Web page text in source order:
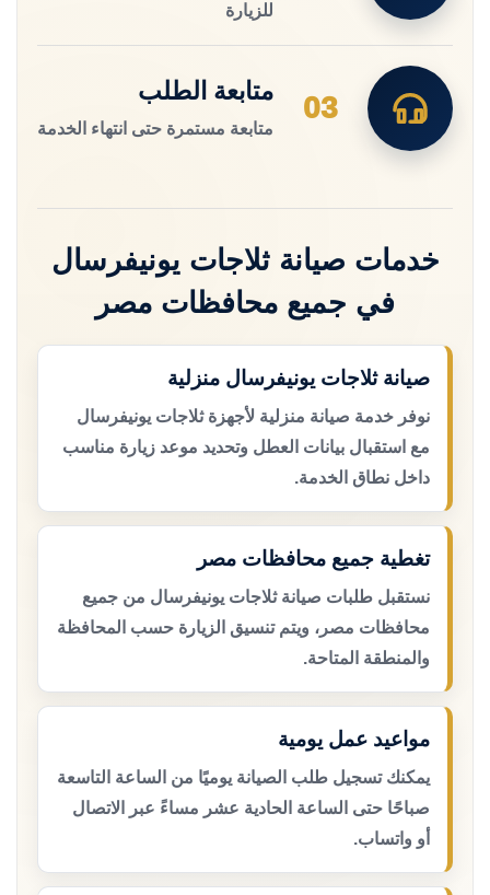
للزيارة
03
متابعة الطلب
متابعة مستمرة حتى انتهاء الخدمة
خدمات صيانة ثلاجات يونيفرسال
في جميع محافظات مصر
صيانة ثلاجات يونيفرسال منزلية
نوفر خدمة صيانة منزلية لأجهزة ثلاجات يونيفرسال
مع استقبال بيانات العطل وتحديد موعد زيارة مناسب
داخل نطاق الخدمة.
تغطية جميع محافظات مصر
نستقبل طلبات صيانة ثلاجات يونيفرسال من جميع
محافظات مصر، ويتم تنسيق الزيارة حسب المحافظة
والمنطقة المتاحة.
مواعيد عمل يومية
يمكنك تسجيل طلب الصيانة يوميًا من الساعة التاسعة
صباحًا حتى الساعة الحادية عشر مساءً عبر الاتصال
أو واتساب.